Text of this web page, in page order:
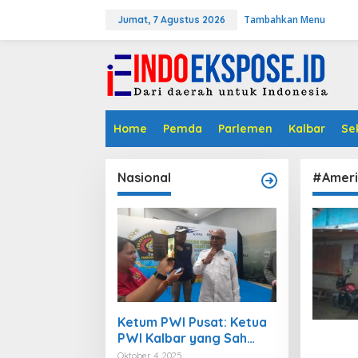
Jumat, 7 Agustus 2026 Tambahkan Menu
Home Pemda Parlemen Kalbar
Nasional
Ketum PWI Pusat: Ketua
PWI Kalbar yang Sah
adalah Kundori
Oktober 4, 2025